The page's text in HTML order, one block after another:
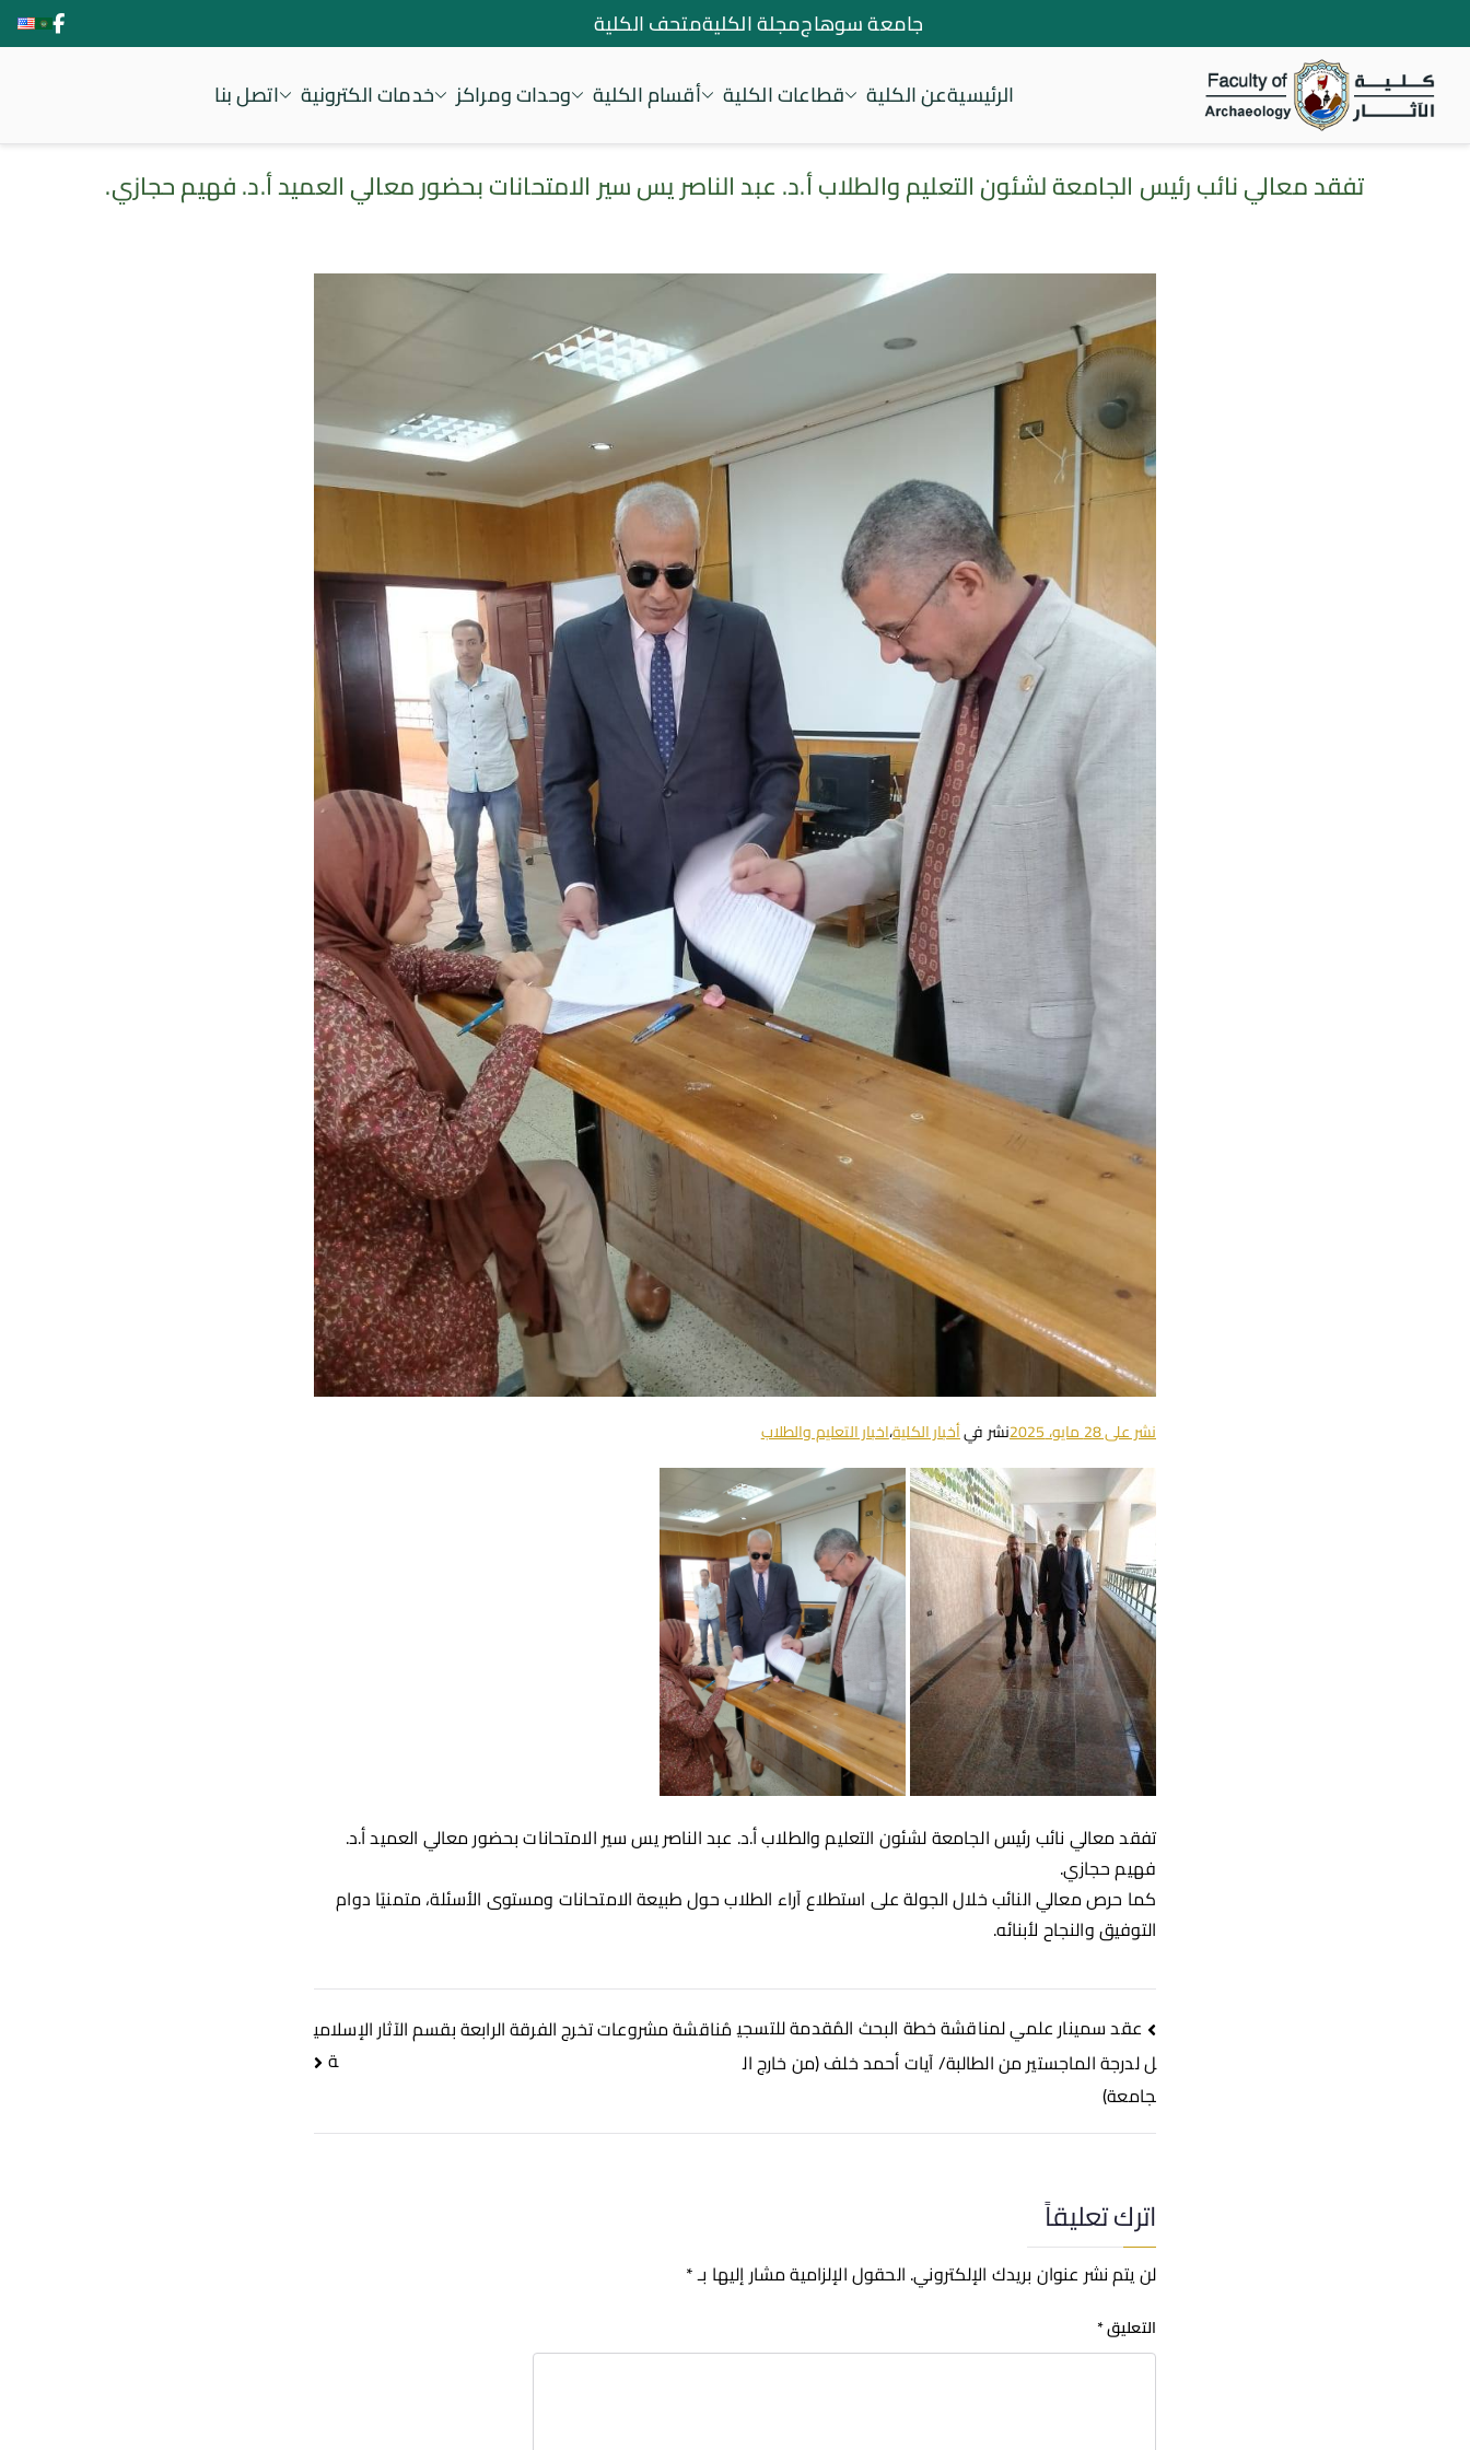
جامعة سوهاجمجلة الكليةمتحف الكلية
الرئيسيةعن الكلية قطاعات الكلية أقسام الكلية وحدات ومراكز خدمات الكترونية اتصل بنا
تفقد معالي نائب رئيس الجامعة لشئون التعليم والطلاب أ.د. عبد الناصر يس سير الامتحانات بحضور معالي العميد أ.د. فهيم حجازي.
نشر على28 مايو، 2025 نشر فيأخبار الكلية،اخبار التعليم والطلاب
تفقد معالي نائب رئيس الجامعة لشئون التعليم والطلاب أ.د. عبد الناصر يس سير الامتحانات بحضور معالي العميد أ.د.
فهيم حجازي.
كما حرص معالي النائب خلال الجولة على استطلاع آراء الطلاب حول طبيعة الامتحانات ومستوى الأسئلة، متمنيًا دوام
التوفيق والنجاح لأبنائه.
عقد سمينار علمي لمناقشة خطة البحث المُقدمة للتسجي
ل لدرجة الماجستير من الطالبة/ آيات أحمد خلف (من خارج ال
جامعة)
مُناقشة مشروعات تخرج الفرقة الرابعة بقسم الآثار الإسلامي
ة
اترك تعليقاً
لن يتم نشر عنوان بريدك الإلكتروني. الحقول الإلزامية مشار إليها بـ*
التعليق*